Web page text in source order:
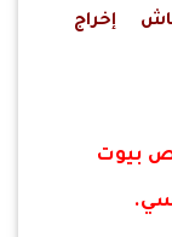
إخراج
بيوت